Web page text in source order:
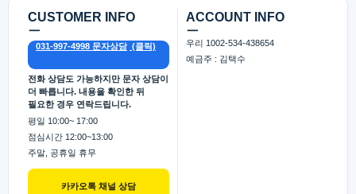
CUSTOMER INFO
카카오톡 채널 상담
ㅡ
031-997-4998 문자상담
전화 상담도 가능하지만 문자 상담이
더 빠릅니다. 내용을 확인한 뒤
필요한 경우 연락드립니다.
평일 10:00~ 17:00
점심시간 12:00~13:00
주말, 공휴일 휴무
ACCOUNT INFO
ㅡ
우리 1002-534-438654
예금주 : 김택수